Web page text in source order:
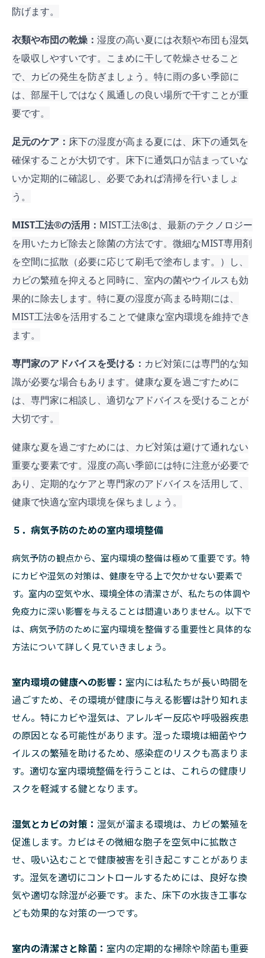
防げます。
衣類や布団の乾燥： 湿度の高い夏には衣類や布団も湿気
を吸収しやすいです。こまめに干して乾燥させること
で、カビの発生を防ぎましょう。特に雨の多い季節に
は、部屋干しではなく風通しの良い場所で干すことが重
要です。
足元のケア： 床下の湿度が高まる夏には、床下の通気を
確保することが大切です。床下に通気口が詰まっていな
いか定期的に確認し、必要であれば清掃を行いましょ
う。
MIST工法®︎の活用： MIST工法®︎は、最新のテクノロジー
を用いたカビ除去と除菌の方法です。微細なMIST専用剤
を空間に拡散（必要に応じて刷毛で塗布します。）し、
カビの繁殖を抑えると同時に、室内の菌やウイルスも効
果的に除去します。特に夏の湿度が高まる時期には、
MIST工法®︎を活用することで健康な室内環境を維持でき
ます。
専門家のアドバイスを受ける： カビ対策には専門的な知
識が必要な場合もあります。健康な夏を過ごすために
は、専門家に相談し、適切なアドバイスを受けることが
大切です。
健康な夏を過ごすためには、カビ対策は避けて通れない
重要な要素です。湿度の高い季節には特に注意が必要で
あり、定期的なケアと専門家のアドバイスを活用して、
健康で快適な室内環境を保ちましょう。
５．病気予防のための室内環境整備
病気予防の観点から、室内環境の整備は極めて重要です。特
にカビや湿気の対策は、健康を守る上で欠かせない要素で
す。室内の空気や水、環境全体の清潔さが、私たちの体調や
免疫力に深い影響を与えることは間違いありません。以下で
は、病気予防のために室内環境を整備する重要性と具体的な
方法について詳しく見ていきましょう。
室内環境の健康への影響： 室内には私たちが長い時間を
過ごすため、その環境が健康に与える影響は計り知れま
せん。特にカビや湿気は、アレルギー反応や呼吸器疾患
の原因となる可能性があります。湿った環境は細菌やウ
イルスの繁殖を助けるため、感染症のリスクも高まりま
す。適切な室内環境整備を行うことは、これらの健康リ
スクを軽減する鍵となります。
湿気とカビの対策： 湿気が溜まる環境は、カビの繁殖を
促進します。カビはその微細な胞子を空気中に拡散さ
せ、吸い込むことで健康被害を引き起こすことがありま
す。湿気を適切にコントロールするためには、良好な換
気や適切な除湿が必要です。また、床下の水抜き工事な
ども効果的な対策の一つです。
室内の清潔さと除菌： 室内の定期的な掃除や除菌も重要